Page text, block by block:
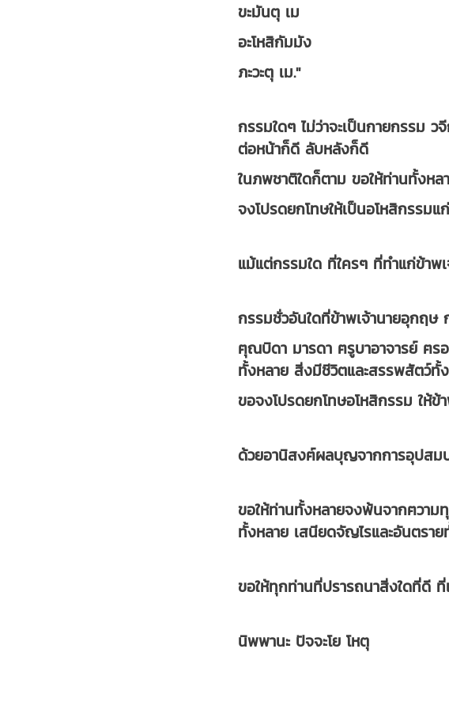
ขะมันตุ เม
อะโหสิกัมมัง
ภะวะตุ เม."
กรรมใดๆ ไม่ว่าจะเป็นกายกรรม
ต่อหน้าก็ดี ลับหลังก็ดี
ในภพชาติใดก็ตาม ขอให้ท่านทั้งห
จงโปรดยกโทษให้เป็นอโหสิกรรม
แม้แต่กรรมใด ที่ใครๆ ที่ทำแก่ข้าพ
กรรมชั่วอันใดที่ข้าพเจ้านายอุกฤษ
ฅุณบิดา มารดา ฅรูบาอาจารย์ ฅ
ทั้งหลาย สิ่งมีชีวิตและสรรพสัตว์ทั้ง
ขอจงโปรดยกโทษอโหสิกรรม ให้ข้
ด้วยอานิสงฅ์ผลบุญจากการอุปสม
ขอให้ท่านทั้งหลายจงพ้นจากฅวาม
ทั้งหลาย เสนียดจัญไรและอันตรา
ขอให้ทุกท่านที่ปรารถนาสิ่งใดที่ดี
นิพพานะ ปัจจะโย โหตุ